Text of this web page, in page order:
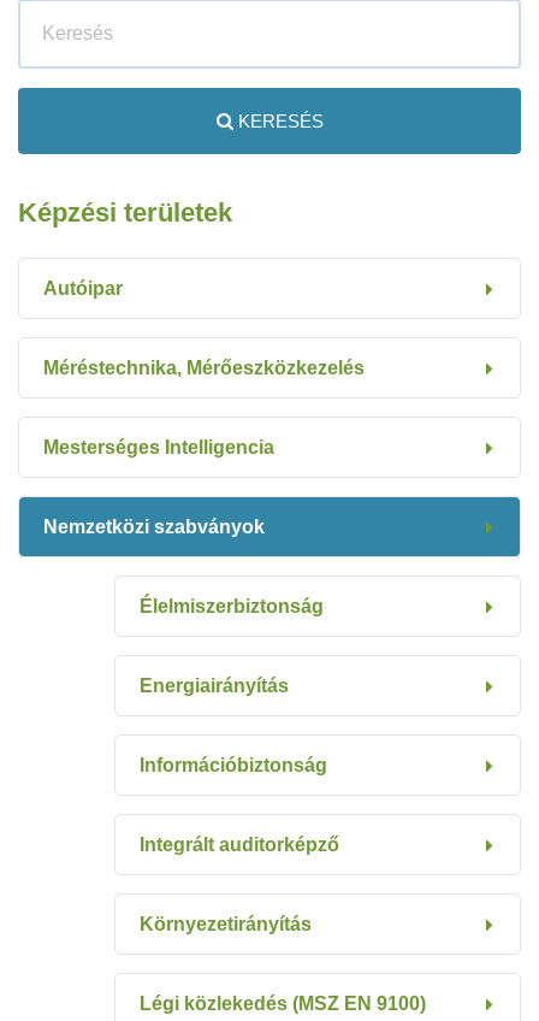
KERESÉS
Képzési területek
Autóipar
Méréstechnika, Mérőeszközkezelés
Mesterséges Intelligencia
Nemzetközi szabványok
Élelmiszerbiztonság
Energiairányítás
Információbiztonság
Integrált auditorképző
Környezetirányítás
Légi közlekedés (MSZ EN 9100)